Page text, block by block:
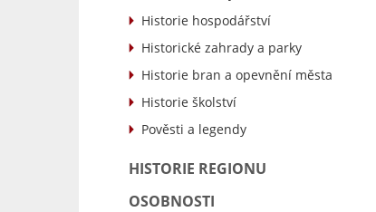
Historie hospodářství
Historické zahrady a parky
Historie bran a opevnění města
Historie školství
Pověsti a legendy
HISTORIE REGIONU
OSOBNOSTI